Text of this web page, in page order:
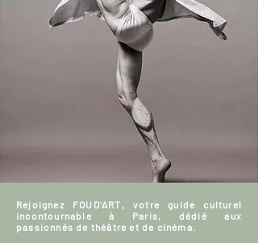
Rejoignez FOUD'ART, votre guide culturel
incontournable à Paris, dédié aux
passionnés de théâtre et de cinéma.